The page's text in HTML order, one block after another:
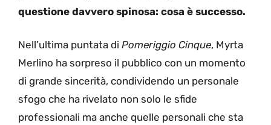
questione davvero spinosa: cosa è successo.
Nell’ultima puntata di Pomeriggio Cinque, Myrta
Merlino ha sorpreso il pubblico con un momento
di grande sincerità, condividendo un personale
sfogo che ha rivelato non solo le sfide
professionali ma anche quelle personali che sta